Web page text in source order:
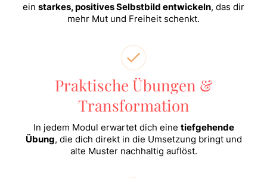
ein starkes, positives Selbstbild entwickeln, das dir
mehr Mut und Freiheit schenkt.
Praktische Übungen &
Transformation
In jedem Modul erwartet dich eine tiefgehende
Übung, die dich direkt in die Umsetzung bringt und
alte Muster nachhaltig auflöst.